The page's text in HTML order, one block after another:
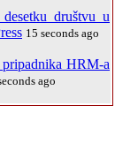
društvu u
15 seconds ago
HRM-a
ago